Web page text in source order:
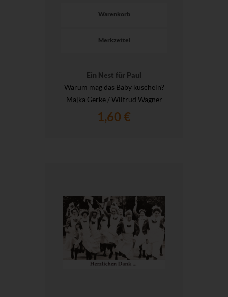
Warenkorb
Merkzettel
Ein Nest für Paul
Warum mag das Baby kuscheln?
Majka Gerke / Wiltrud Wagner
1,60 €